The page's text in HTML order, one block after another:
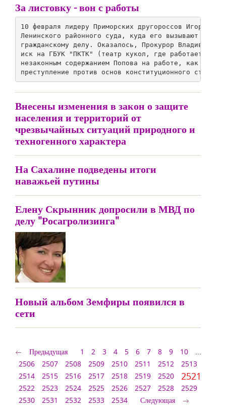
За листовку - вон с работы
10 февраля лидеру Приморских другороссов Игорю
Ленинского районного суда, куда его вызывают в
гражданскому делу. Оказалось, Прокурор
иск на ГБУК "ПКТК" (театр кукол, где работает
незаконным содержанием Попова на работе, как
преступление против основ конституционного
Внесены изменения в закон о защите
населения и территорий от
чрезвычайных ситуаций природного и
техногенного характера
На Сахалине подведены итоги
наважьей путины
Елену Скрынник допросили в МВД по
делу "Росагролизинга"
Новый альбом Земфиры появился в
сети
Предыдущая 1 2 3 4 5 6 7 8 9 10
...
2506
2507 2508 2509 2510 2511 2512
2513
2514
2515 2516 2517 2518 2519 2520 2521
2522 2523 2524 2525 2526 2527 2528
2529
2530
2531 2532 2533 2534 Следующая